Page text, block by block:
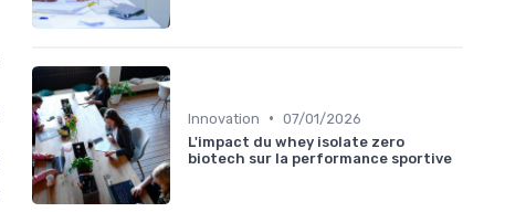
Innovation • 07/01/2026
L'impact du whey isolate zero
biotech sur la performance sportive